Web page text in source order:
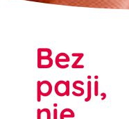
Bez
pasji,